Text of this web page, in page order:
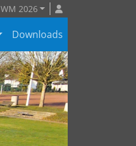
WM 2026
Downloads